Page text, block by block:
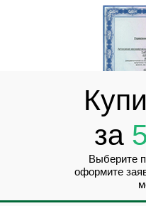
за
Выберите
оформите